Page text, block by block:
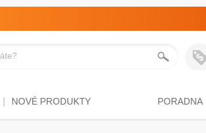
NOVÉ PRODUKTY PORADNA